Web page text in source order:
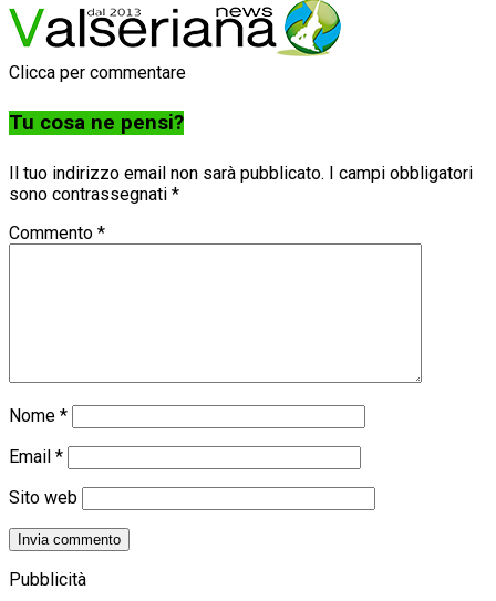
Clicca per commentare
Tu cosa ne pensi?
Il tuo indirizzo email non sarà pubblicato. I campi obbligatori
sono contrassegnati *
Commento *
Nome *
Email *
Sito web
Pubblicità